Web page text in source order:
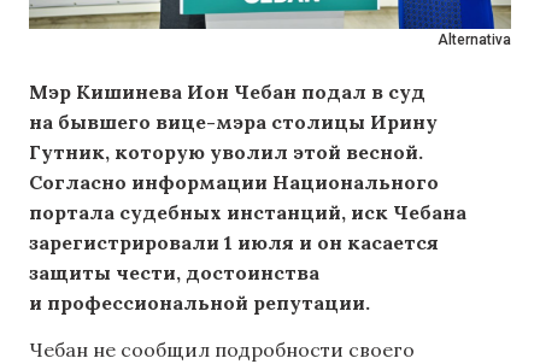
Alternativa
Мэр Кишинева Ион Чебан подал в суд
на бывшего вице-мэра столицы Ирину
Гутник, которую уволил этой весной.
Согласно информации Национального
портала судебных инстанций, иск Чебана
зарегистрировали 1 июля и он касается
защиты чести, достоинства
и профессиональной репутации.
Чебан не сообщил подробности своего